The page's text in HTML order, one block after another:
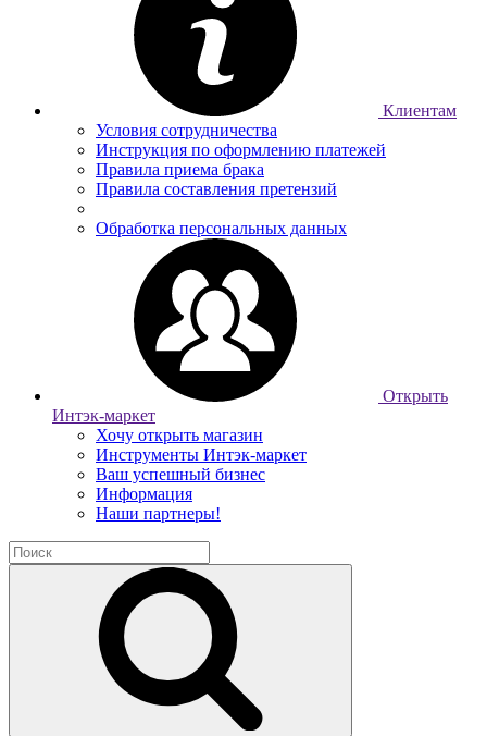
Клиентам
Условия сотрудничества
Инструкция по оформлению платежей
Правила приема брака
Правила составления претензий
Обработка персональных данных
Открыть
Интэк-маркет
Хочу открыть магазин
Инструменты Интэк-маркет
Ваш успешный бизнес
Информация
Наши партнеры!